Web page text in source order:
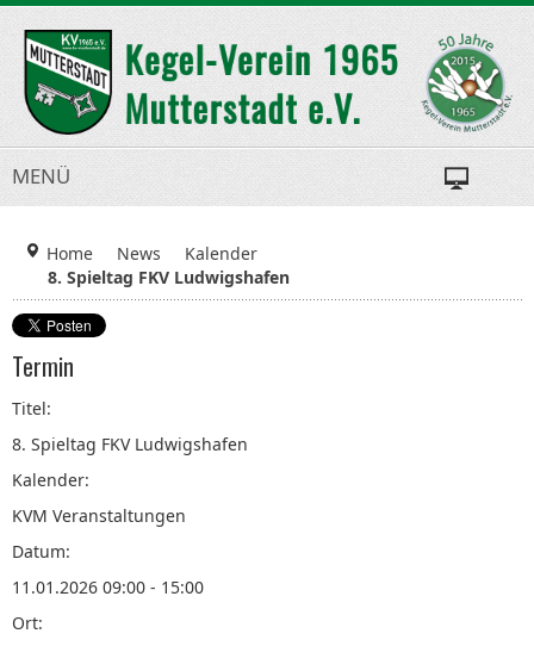
MENÜ
Home News
Kalender
8. Spieltag FKV Ludwigshafen
Termin
Titel:
8. Spieltag FKV Ludwigshafen
Kalender:
KVM Veranstaltungen
Datum:
11.01.2026 09:00 - 15:00
Ort: